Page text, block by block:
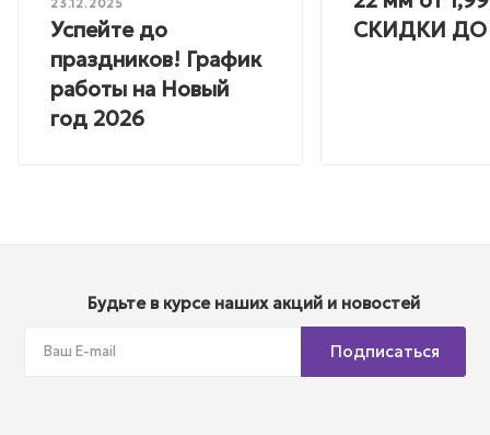
23.12.2025
Успейте до
праздников! График
работы на Новый
год 2026
СКИДКИ ДО
Будьте в курсе наших акций и новостей
Подписаться